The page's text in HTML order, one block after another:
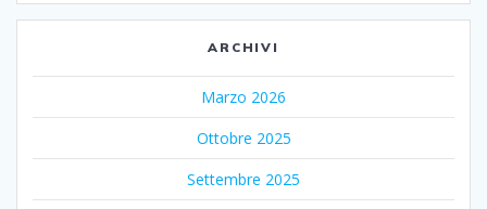
ARCHIVI
Marzo 2026
Ottobre 2025
Settembre 2025